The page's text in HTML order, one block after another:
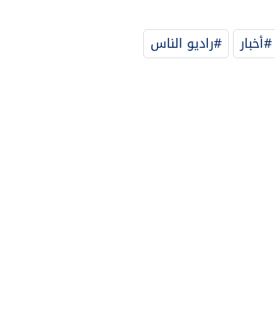
#أخبار #راديو الناس